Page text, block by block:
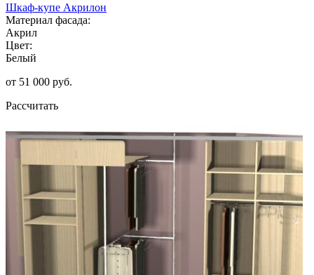
Шкаф-купе Акрилон
Материал фасада:
Акрил
Цвет:
Белый
от 51 000 руб.
Рассчитать